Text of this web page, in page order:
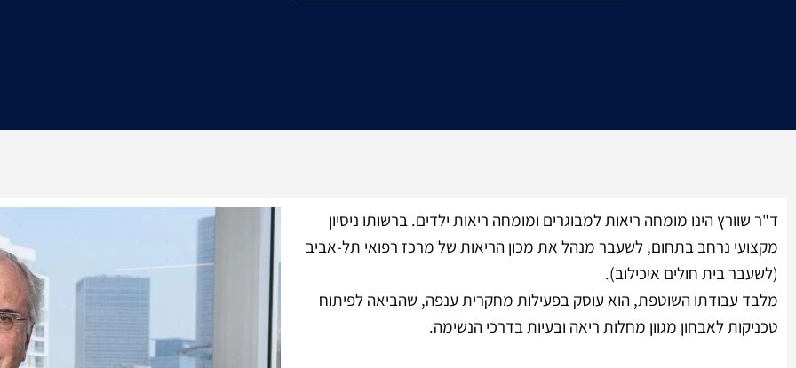
ד"ר שוורץ הינו מומחה ריאות למבוגרים ומומחה ריאות ילדים. ברשותו ניסיון
מקצועי נרחב בתחום, לשעבר מנהל את מכון הריאות של מרכז רפואי תל-אביב
(לשעבר בית חולים איכילוב).
מלבד עבודתו השוטפת, הוא עוסק בפעילות מחקרית ענפה, שהביאה לפיתוח
טכניקות לאבחון מגוון מחלות ריאה ובעיות בדרכי הנשימה.